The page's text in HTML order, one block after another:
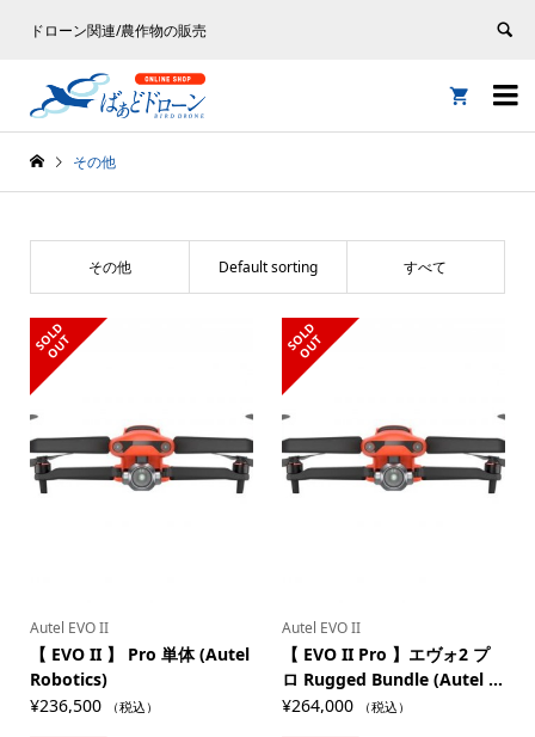
ドローン関連/農作物の販売


その他
その他 Default sorting すべて
S
O
L
D
O
U
T
Autel EVO II
【 EVO II 】 Pro 単体 (Autel
Robotics)
¥236,500 （税込）
S
O
L
D
O
U
T
Autel EVO II
【 EVO II Pro 】エヴォ2 プ
ロ Rugged Bundle (Autel ...
¥264,000 （税込）